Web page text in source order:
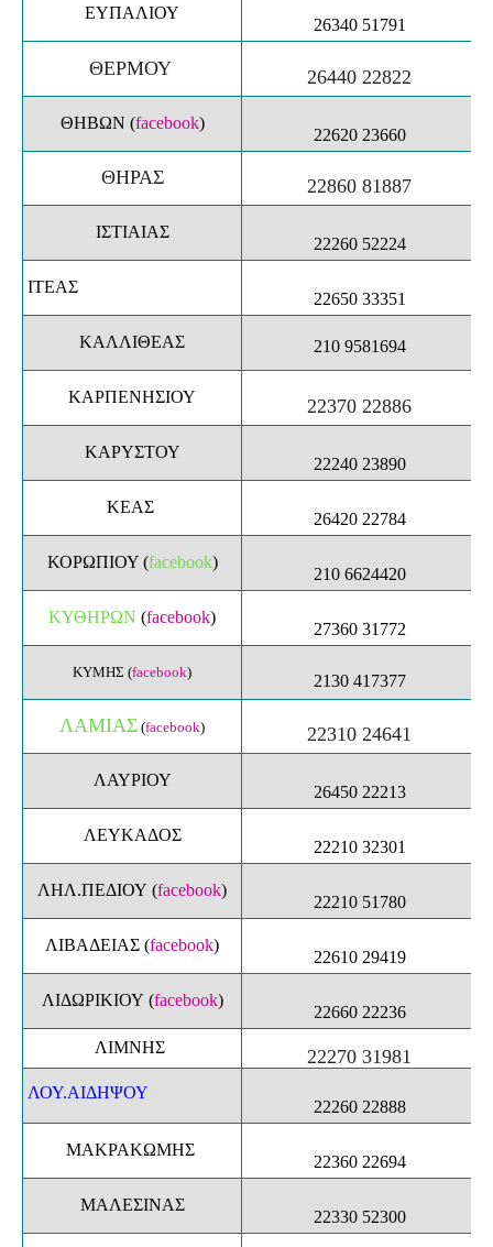
ΕΥΠΑΛΙΟΥ
26340 51791
ΘΕΡΜΟΥ 26440 22822
ΘΗΒΩΝ (facebook)
22620 23660
ΘΗΡΑΣ 22860 81887
ΙΣΤΙΑΙΑΣ
22260 52224
ΙΤΕΑΣ
22650 33351
ΚΑΛΛΙΘΕΑΣ 210 9581694
ΚΑΡΠΕΝΗΣΙΟΥ 22370 22886
ΚΑΡΥΣΤΟΥ
22240 23890
ΚΕΑΣ
26420 22784
ΚΟΡΩΠΙΟΥ (facebook)
210 6624420
ΚΥΘΗΡΩΝ (facebook)
27360 31772
ΚΥΜΗΣ (facebook) 2130 417377
ΛΑΜΙΑΣ (facebook) 22310 24641
ΛΑΥΡΙΟΥ
26450 22213
ΛΕΥΚΑΔΟΣ
22210 32301
ΛΗΛ.ΠΕΔΙΟΥ (facebook)
22210 51780
ΛΙΒΑΔΕΙΑΣ (facebook)
22610 29419
ΛΙΔΩΡΙΚΙΟΥ (facebook)
22660 22236
ΛΙΜΝΗΣ
22270 31981
ΛΟΥ.ΑΙΔΗΨΟΥ
22260 22888
ΜΑΚΡΑΚΩΜΗΣ
22360 22694
ΜΑΛΕΣΙΝΑΣ
22330 52300